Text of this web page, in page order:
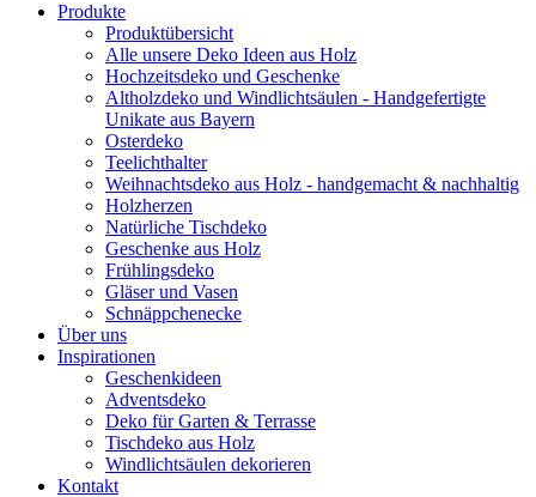
Produkte
Produktübersicht
Alle unsere Deko Ideen aus Holz
Hochzeitsdeko und Geschenke
Altholzdeko und Windlichtsäulen - Handgefertigte
Unikate aus Bayern
Osterdeko
Teelichthalter
Weihnachts­deko aus Holz - handgemacht & nachhaltig
Holzherzen
Natürliche Tischdeko
Geschenke aus Holz
Frühlingsdeko
Gläser und Vasen
Schnäppchenecke
Über uns
Inspirationen
Geschenkideen
Adventsdeko
Deko für Garten & Terrasse
Tischdeko aus Holz
Windlichtsäulen dekorieren
Kontakt